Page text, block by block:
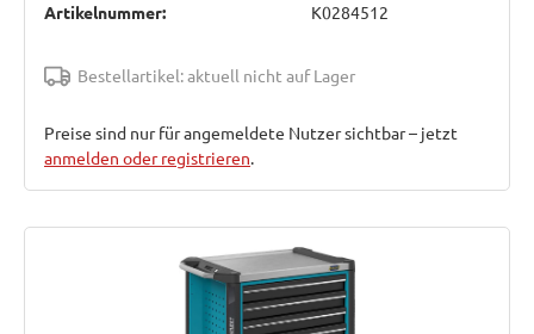
Artikelnummer: K0284512
Bestellartikel: aktuell nicht auf Lager
Preise sind nur für angemeldete Nutzer sichtbar – jetzt
anmelden oder registrieren.